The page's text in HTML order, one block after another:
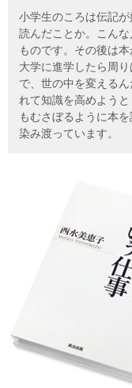
小学生のころは伝記
読んだことか。こん
ものです。その後は
大学に進学したら周
で、世の中を変える
れて知識を高めよう
もむさぼるように本
染み渡っています。